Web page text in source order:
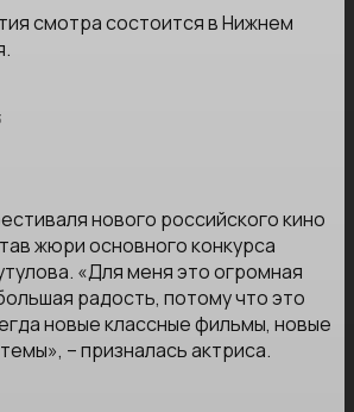
смотра состоится в Нижнем
нового российского кино
жюри основного конкурса
«Для меня это огромная
радость, потому что это
новые классные фильмы, новые
– призналась актриса.